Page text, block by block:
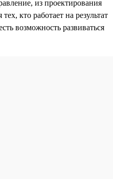
из проектирования
кто работает на результат
возможность развиваться